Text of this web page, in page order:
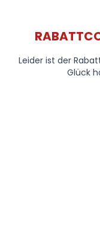
Leider ist der
Glück